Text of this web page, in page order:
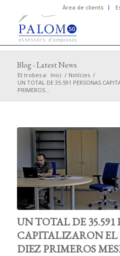
Àrea de clients
Blog - Latest News
Et trobes a: Inici / Notícies /
UN TOTAL DE 35.591 PERSONAS
PRIMEROS...
UN TOTAL DE 35.591
CAPITALIZARON EL
DIEZ PRIMEROS